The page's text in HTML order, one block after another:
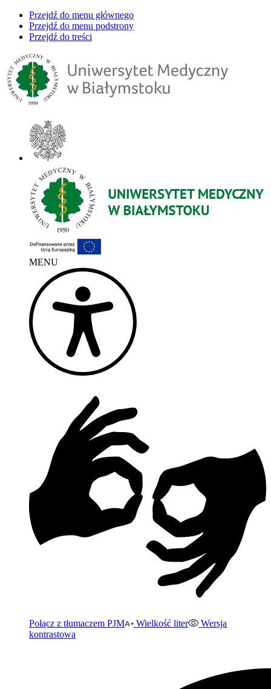
Przejdź do menu głównego
Przejdź do menu podstrony
Przejdź do treści
MENU
Połącz z tłumaczem PJM Wielkość liter
Wersja
kontrastowa